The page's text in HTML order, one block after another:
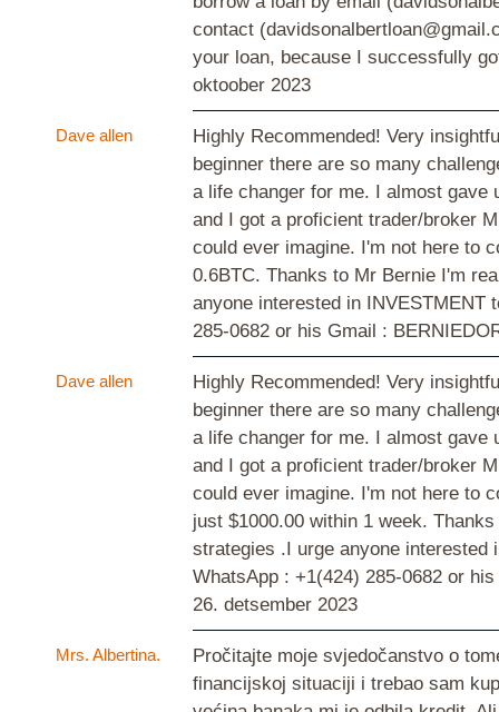
contact
your loan, because I successfully
oktoober 2023
Dave allen
Highly Recommended! Very
beginner there are so many
a life changer for me. I almost
and I got a proficient trader/broker
could ever imagine. I'm not here to
0.6BTC. Thanks to Mr Bernie I'm
anyone interested in
285-0682 or his Gmail :
Dave allen
Highly Recommended! Very
beginner there are so many
a life changer for me. I almost
and I got a proficient trader/broker
could ever imagine. I'm not here to
just $1000.00 within 1 week.
strategies .I urge anyone interested
WhatsApp : +1(424) 285-0682 or
26. detsember 2023
Mrs. Albertina.
Pročitajte moje svjedočanstvo o
financijskoj situaciji i trebao sam